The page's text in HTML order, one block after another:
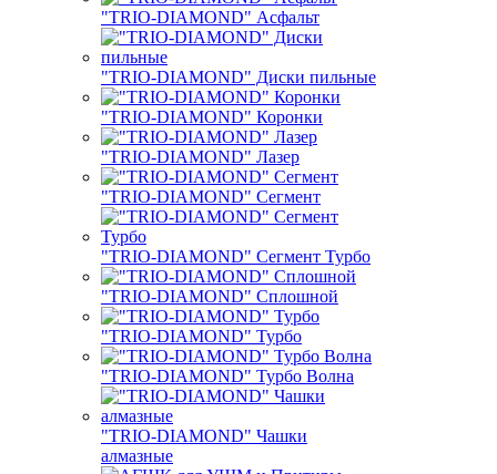
"TRIO-DIAMOND" Асфальт
"TRIO-DIAMOND" Диски пильные
"TRIO-DIAMOND" Коронки
"TRIO-DIAMOND" Лазер
"TRIO-DIAMOND" Сегмент
"TRIO-DIAMOND" Сегмент Турбо
"TRIO-DIAMOND" Сплошной
"TRIO-DIAMOND" Турбо
"TRIO-DIAMOND" Турбо Волна
"TRIO-DIAMOND" Чашки
алмазные